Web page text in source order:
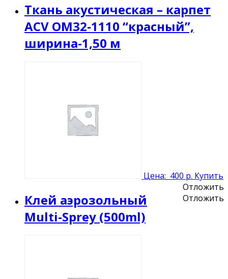
Ткань акустическая – карпет
ACV OM32-1110 “красный”,
ширина-1,50 м
Цена: 400 р. Купить
Отложить
Отложить
Клей аэрозольный
Multi-Sprey (500ml)